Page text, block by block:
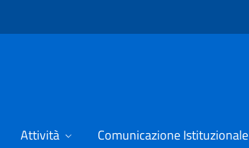
Attività Comunicazione Istituzionale